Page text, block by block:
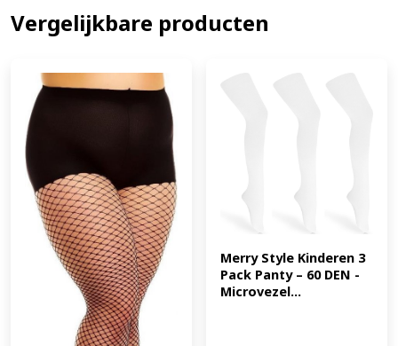
Vergelijkbare producten
Merry Style Kinderen 3
Pack Panty – 60 DEN -
Microvezel...